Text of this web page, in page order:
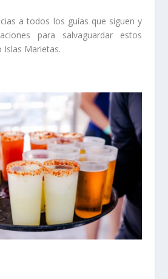
a todos los guías que siguen y
para salvaguardar estos
Islas Marietas.